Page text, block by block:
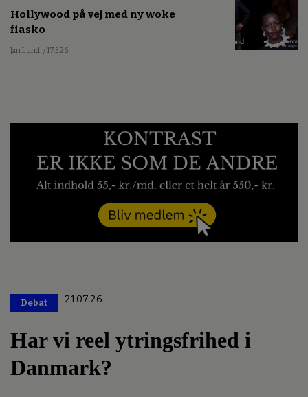
Hollywood på vej med ny woke
fiasko
Jan Lund / 17.5.26
Debat 21.07.26
Har vi reel ytringsfrihed i
Danmark?